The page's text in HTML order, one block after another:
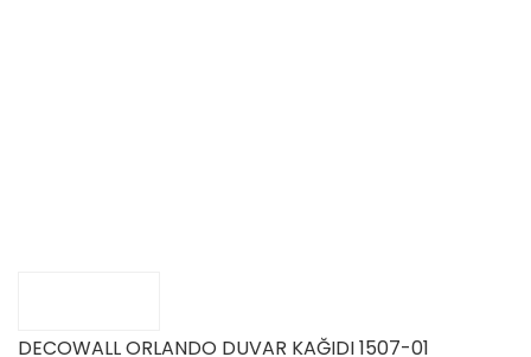
DECOWALL ORLANDO DUVAR KAĞIDI 1507-01